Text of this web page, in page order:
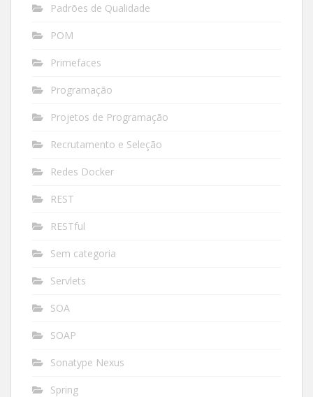
Padrões de Qualidade
POM
Primefaces
Programação
Projetos de Programação
Recrutamento e Seleção
Redes Docker
REST
RESTful
Sem categoria
Servlets
SOA
SOAP
Sonatype Nexus
Spring